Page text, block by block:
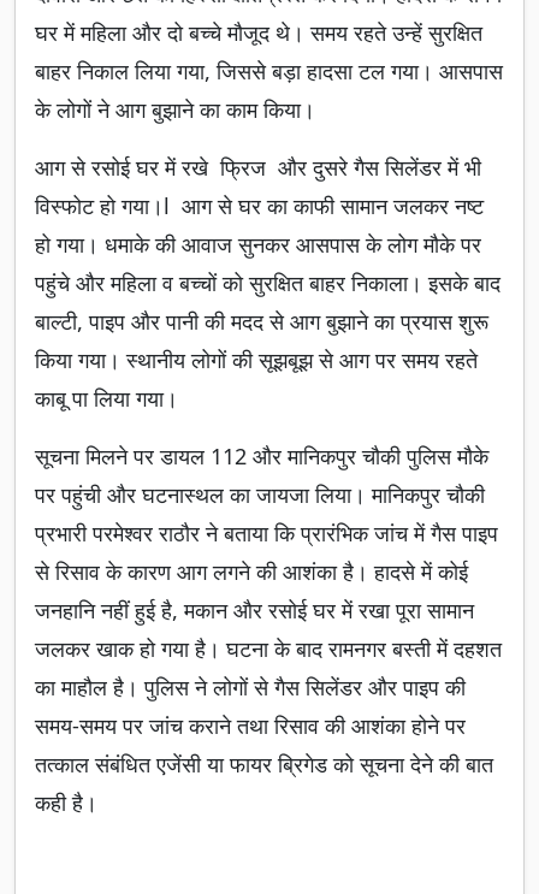
घर में महिला और दो बच्चे मौजूद थे। समय रहते उन्हें सुरक्षित
बाहर निकाल लिया गया, जिससे बड़ा हादसा टल गया। आसपास
के लोगों ने आग बुझाने का काम किया।
आग से रसोई घर में रखे फ्रिज और दुसरे गैस सिलेंडर में भी
विस्फोट हो गया।l आग से घर का काफी सामान जलकर नष्ट
हो गया। धमाके की आवाज सुनकर आसपास के लोग मौके पर
पहुंचे और महिला व बच्चों को सुरक्षित बाहर निकाला। इसके बाद
बाल्टी, पाइप और पानी की मदद से आग बुझाने का प्रयास शुरू
किया गया। स्थानीय लोगों की सूझबूझ से आग पर समय रहते
काबू पा लिया गया।
सूचना मिलने पर डायल 112 और मानिकपुर चौकी पुलिस मौके
पर पहुंची और घटनास्थल का जायजा लिया। मानिकपुर चौकी
प्रभारी परमेश्वर राठौर ने बताया कि प्रारंभिक जांच में गैस पाइप
से रिसाव के कारण आग लगने की आशंका है। हादसे में कोई
जनहानि नहीं हुई है, मकान और रसोई घर में रखा पूरा सामान
जलकर खाक हो गया है। घटना के बाद रामनगर बस्ती में दहशत
का माहौल है। पुलिस ने लोगों से गैस सिलेंडर और पाइप की
समय-समय पर जांच कराने तथा रिसाव की आशंका होने पर
तत्काल संबंधित एजेंसी या फायर ब्रिगेड को सूचना देने की बात
कही है।